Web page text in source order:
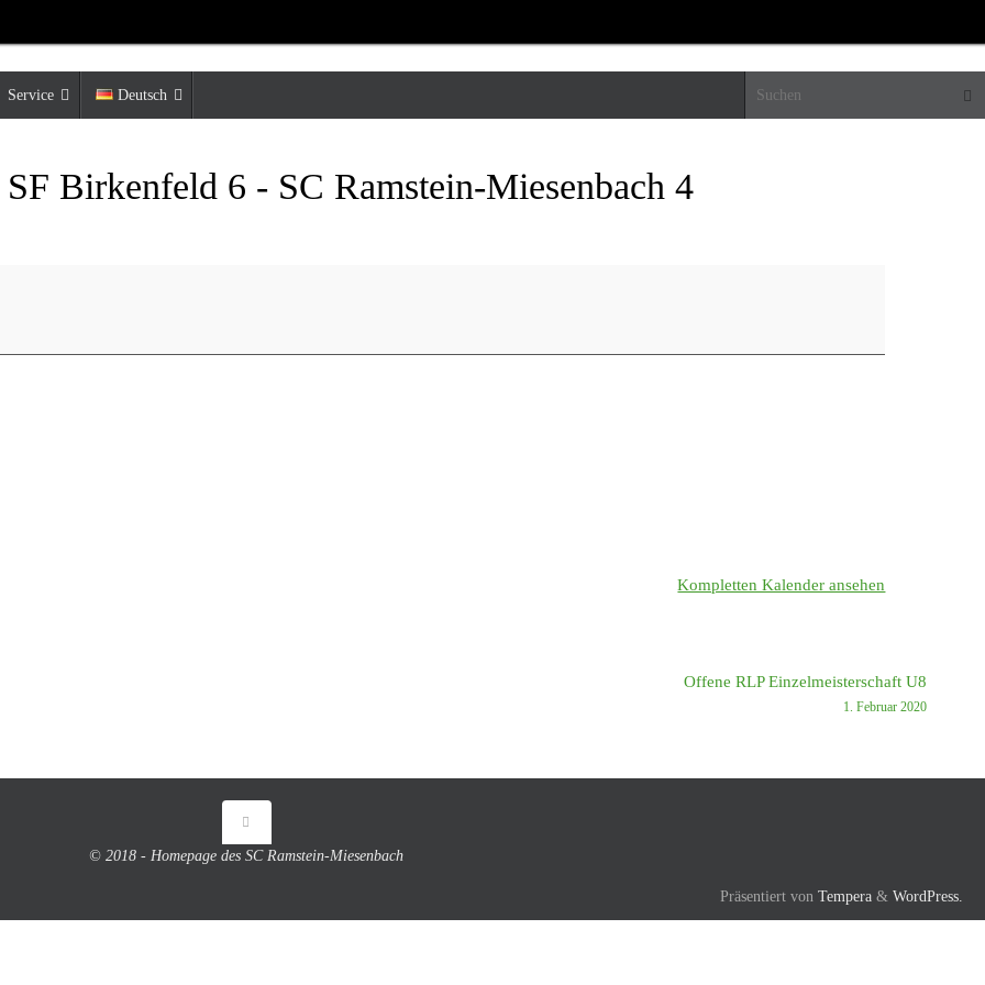
Service Deutsch
Birkenfeld 6 - SC Ramstein-Miesenbach 4
Kompletten Kalender ansehen
Offene RLP Einzelmeisterschaft U8
1. Februar 2020
© 2018 - Homepage des SC Ramstein-Miesenbach
Präsentiert von Tempera & WordPress.